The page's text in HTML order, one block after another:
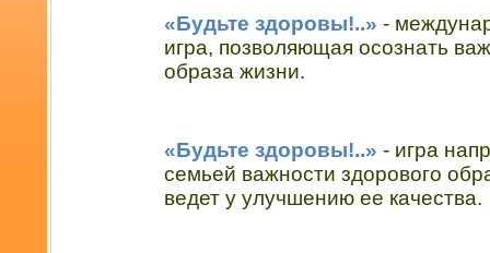
«Будьте здоровы!..» -
игра, позволяющая осознать
образа жизни.
«Будьте здоровы!..» - игра
семьей важности здорового
ведет у улучшению ее качества.